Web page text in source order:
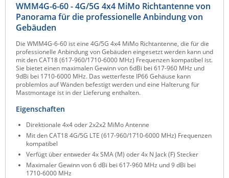
Power Kingdom
Poynting
Raritan
Riello UPS
Server Technology
Siretta
SIRIO Antenne
Sunbird
Tactical Software
TEKTELIC
Teltonika
WMM4G-6-60 - 4G/5G 4x4 MiMo Richtantenne von
Panorama für die professionelle Anbindung von
Gebäuden
Die WMM4G-6-60 ist eine 4G/5G 4x4 MiMo Richtantenne, die für die
professionelle Anbindung von Gebäuden eingesetzt werden kann und
mit den CAT18 (617-960/1710-6000 MHz) Frequenzen kompatibel ist.
Sie bietet einen maximalen Gewinn von 6dBi bei 617-960 MHz und
9dBi bei 1710-6000 MHz. Das wetterfeste IP66 Gehäuse kann
problemlos auf Wänden befestigt werden und eine Halterung für
Mastmontage ist in der Lieferung enthalten.
Eigenschaften
Direktionale 4x4 oder 2x2x2 MiMo Antenne
Mit den CAT18 4G/5G LTE (617-960/1710-6000 MHz) Frequenzen
kompatibel
Verfügt über entweder 4x SMA (M) oder 4x N Jack (F) Stecker
Maximaler Gewinn von 6 dBi bei 617-960 MHz und 9 dBi bei
1710-6000 MHz